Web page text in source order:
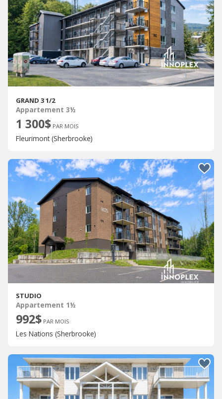
GRAND 3 1/2
Appartement 3½
1 300$ PAR MOIS
Fleurimont (Sherbrooke)
STUDIO
Appartement 1½
992$ PAR MOIS
Les Nations (Sherbrooke)